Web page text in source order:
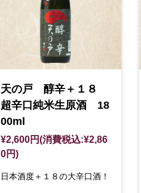
天の戸 醇辛＋１８
超辛口純米生原酒 18
00ml
¥2,600円(消費税込:¥2,86
0円)
日本酒度＋１８の大辛口酒！